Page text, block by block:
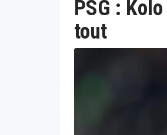
PSG :
tout